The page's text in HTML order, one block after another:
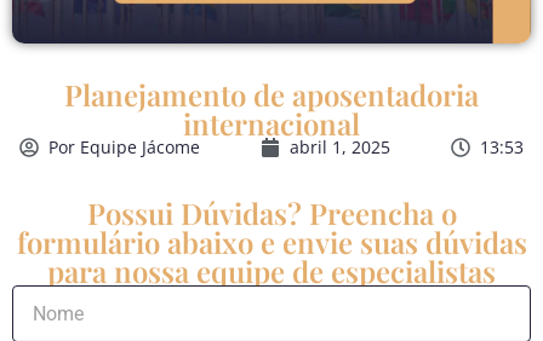
Planejamento de aposentadoria
internacional
Por Equipe Jácome abril 1, 2025 13:53
Possui Dúvidas? Preencha o
formulário abaixo e envie suas dúvidas
para nossa equipe de especialistas